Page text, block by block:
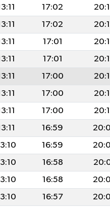
17:02
17:02
17:01
17:01
17:00
17:00
17:00
16:59
16:59
16:58
16:58
16:57